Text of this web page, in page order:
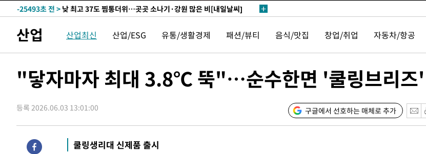
갈 수도
-25493초 전 > 낮 최고 37도 찜통더위…곳곳 소나기·강원 많은 비[내일날씨]
응"
-20655초 전 >
여자배구 이재영·이다영 자매, 아제르바이잔 투란VC 입단
-19908초 전 >외국인 심판 성 접대 7경기 들여다보니…한국 축구 '5승 2무'
-19595초 전 > [속보]코스피, 6200선 약보합…0.60% 내린 6258.77에 마쳐
-19464초 전 >[속보] 노원서 40.1도 관측…서울, 2018년 이후 첫 40도
-16554초 전 >[속보]종합특검, '계엄 수용공간 확보' 신용해 前교정본부장 기소
-15427초 전 >
외신들도 주목한 韓축구 파문…"국민적 공분에 수사 재개"
-15398초 전 >
11시간 압수수색에 성접대 파문까지…'쑥대밭' 된 축구협회
산업 산업최신 산업/ESG 유통/생활경제 패션/뷰티 음식/맛집 창업/취업 자동차/항공
"닿자마자 최대 3.8℃ 뚝"…순수한면 '쿨링브리즈'
등록 2026.06.03 13:01:00 구글에서 선호하는 매체로 추가
쿨링생리대 신제품 출시